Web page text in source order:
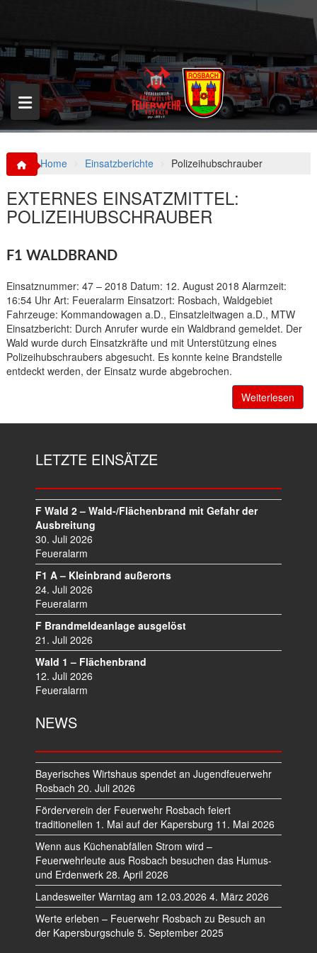
p
o
c
o
n
t
Home Einsatzberichte Polizeihubschrauber
EXTERNES EINSATZMITTEL:
POLIZEIHUBSCHRAUBER
F1 WALDBRAND
Einsatznummer: 47 – 2018 Datum: 12. August 2018 Alarmzeit:
16:54 Uhr Art: Feueralarm Einsatzort: Rosbach, Waldgebiet
Fahrzeuge: Kommandowagen a.D., Einsatzleitwagen a.D., MTW
Einsatzbericht: Durch Anrufer wurde ein Waldbrand gemeldet. Der
Wald wurde durch Einsatzkräfte und mit Unterstützung eines
Polizeihubschraubers abgesucht. Es konnte keine Brandstelle
entdeckt werden, der Einsatz wurde abgebrochen.
Weiterlesen
LETZTE EINSÄTZE
F Wald 2 – Wald-/Flächenbrand mit Gefahr der
Ausbreitung
30. Juli 2026
Feueralarm
F1 A – Kleinbrand außerorts
24. Juli 2026
Feueralarm
F Brandmeldeanlage ausgelöst
21. Juli 2026
Wald 1 – Flächenbrand
12. Juli 2026
Feueralarm
NEWS
Bayerisches Wirtshaus spendet an Jugendfeuerwehr
Rosbach 20. Juli 2026
Förderverein der Feuerwehr Rosbach feiert
traditionellen 1. Mai auf der Kapersburg 11. Mai 2026
Wenn aus Küchenabfällen Strom wird –
Feuerwehrleute aus Rosbach besuchen das Humus-
und Erdenwerk 28. April 2026
Landesweiter Warntag am 12.03.2026 4. März 2026
Werte erleben – Feuerwehr Rosbach zu Besuch an
der Kapersburgschule 5. September 2025